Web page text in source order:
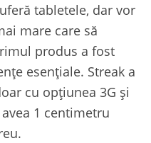
tabletele, dar vor
mare care să
produs a fost
esențiale. Streak a
cu opțiunea 3G și
1 centimetru